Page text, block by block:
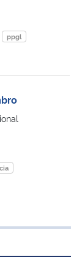
ppgl